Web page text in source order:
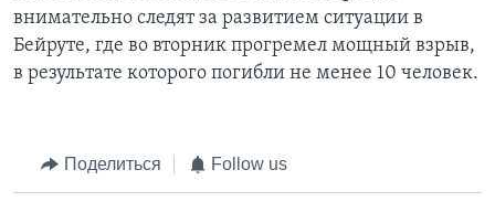
внимательно следят за развитием ситуации в
Бейруте, где во вторник прогремел мощный взрыв,
в результате которого погибли не менее 10 человек.
Поделиться Follow us